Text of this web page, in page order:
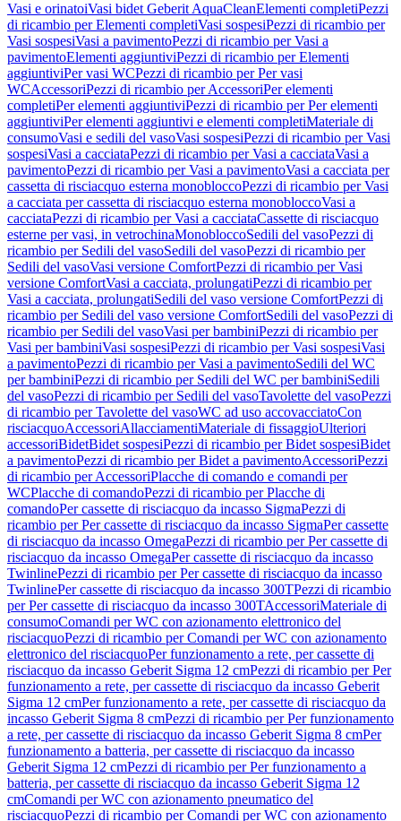
Vasi e orinatoiVasi bidet Geberit AquaCleanElementi completiPezzi
di ricambio per Elementi completiVasi sospesiPezzi di ricambio per
Vasi sospesiVasi a pavimentoPezzi di ricambio per Vasi a
pavimentoElementi aggiuntiviPezzi di ricambio per Elementi
aggiuntiviPer vasi WCPezzi di ricambio per Per vasi
WCAccessoriPezzi di ricambio per AccessoriPer elementi
completiPer elementi aggiuntiviPezzi di ricambio per Per elementi
aggiuntiviPer elementi aggiuntivi e elementi completiMateriale di
consumoVasi e sedili del vasoVasi sospesiPezzi di ricambio per Vasi
sospesiVasi a cacciataPezzi di ricambio per Vasi a cacciataVasi a
pavimentoPezzi di ricambio per Vasi a pavimentoVasi a cacciata per
cassetta di risciacquo esterna monobloccoPezzi di ricambio per Vasi
a cacciata per cassetta di risciacquo esterna monobloccoVasi a
cacciataPezzi di ricambio per Vasi a cacciataCassette di risciacquo
esterne per vasi, in vetrochinaMonobloccoSedili del vasoPezzi di
ricambio per Sedili del vasoSedili del vasoPezzi di ricambio per
Sedili del vasoVasi versione ComfortPezzi di ricambio per Vasi
versione ComfortVasi a cacciata, prolungatiPezzi di ricambio per
Vasi a cacciata, prolungatiSedili del vaso versione ComfortPezzi di
ricambio per Sedili del vaso versione ComfortSedili del vasoPezzi di
ricambio per Sedili del vasoVasi per bambiniPezzi di ricambio per
Vasi per bambiniVasi sospesiPezzi di ricambio per Vasi sospesiVasi
a pavimentoPezzi di ricambio per Vasi a pavimentoSedili del WC
per bambiniPezzi di ricambio per Sedili del WC per bambiniSedili
del vasoPezzi di ricambio per Sedili del vasoTavolette del vasoPezzi
di ricambio per Tavolette del vasoWC ad uso accovacciatoCon
risciacquoAccessoriAllacciamentiMateriale di fissaggioUlteriori
accessoriBidetBidet sospesiPezzi di ricambio per Bidet sospesiBidet
a pavimentoPezzi di ricambio per Bidet a pavimentoAccessoriPezzi
di ricambio per AccessoriPlacche di comando e comandi per
WCPlacche di comandoPezzi di ricambio per Placche di
comandoPer cassette di risciacquo da incasso SigmaPezzi di
ricambio per Per cassette di risciacquo da incasso SigmaPer cassette
di risciacquo da incasso OmegaPezzi di ricambio per Per cassette di
risciacquo da incasso OmegaPer cassette di risciacquo da incasso
TwinlinePezzi di ricambio per Per cassette di risciacquo da incasso
TwinlinePer cassette di risciacquo da incasso 300TPezzi di ricambio
per Per cassette di risciacquo da incasso 300TAccessoriMateriale di
consumoComandi per WC con azionamento elettronico del
risciacquoPezzi di ricambio per Comandi per WC con azionamento
elettronico del risciacquoPer funzionamento a rete, per cassette di
risciacquo da incasso Geberit Sigma 12 cmPezzi di ricambio per Per
funzionamento a rete, per cassette di risciacquo da incasso Geberit
Sigma 12 cmPer funzionamento a rete, per cassette di risciacquo da
incasso Geberit Sigma 8 cmPezzi di ricambio per Per funzionamento
a rete, per cassette di risciacquo da incasso Geberit Sigma 8 cmPer
funzionamento a batteria, per cassette di risciacquo da incasso
Geberit Sigma 12 cmPezzi di ricambio per Per funzionamento a
batteria, per cassette di risciacquo da incasso Geberit Sigma 12
cmComandi per WC con azionamento pneumatico del
risciacquoPezzi di ricambio per Comandi per WC con azionamento